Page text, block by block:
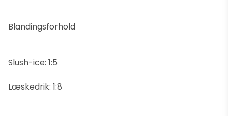
Blandingsforhold
Slush-ice: 1:5
Læskedrik: 1:8